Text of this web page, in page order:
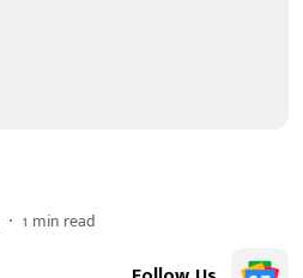
1 min read